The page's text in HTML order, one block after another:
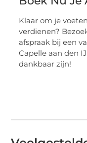
Klaar om je
verdienen?
afspraak bij een
Capelle aan den
dankbaar zijn!